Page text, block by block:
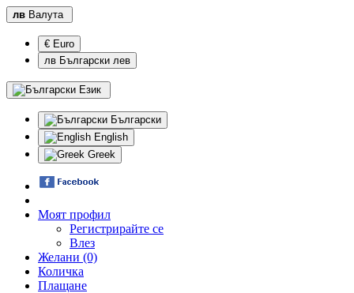
лв Валута
€ Euro
лв Български лев
Език
Български
English
Greek
Моят профил
Регистрирайте се
Влез
Желани (0)
Количка
Плащане